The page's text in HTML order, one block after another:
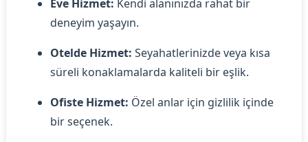
Eve Hizmet: Kendi alanınızda rahat bir
deneyim yaşayın.
Otelde Hizmet: Seyahatlerinizde veya kısa
süreli konaklamalarda kaliteli bir eşlik.
Ofiste Hizmet: Özel anlar için gizlilik içinde
bir seçenek.